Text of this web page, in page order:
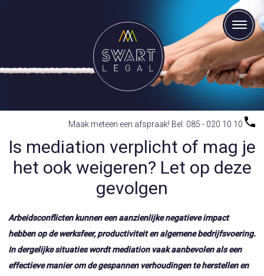
Maak meteen een afspraak! Bel: 085 - 020 10 10
Is mediation verplicht of mag je
het ook weigeren? Let op deze
gevolgen
Arbeidsconflicten kunnen een aanzienlijke negatieve impact
hebben op de werksfeer, productiviteit en algemene bedrijfsvoering.
In dergelijke situaties wordt mediation vaak aanbevolen als een
effectieve manier om de gespannen verhoudingen te herstellen en